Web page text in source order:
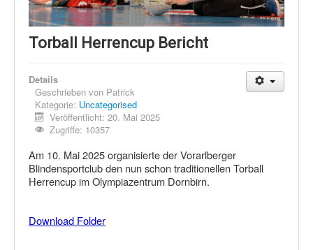
Schi Alpin
Schi Nordisch
Showdown
Datenschutz
Torball Herrencup Bericht
Details
Geschrieben von Patrick
Kategorie: Uncategorised
Veröffentlicht: 20. Mai 2025
Zugriffe: 10357
Am 10. Mai 2025 organisierte der Vorarlberger
Blindensportclub den nun schon traditionellen Torball
Herrencup im Olympiazentrum Dornbirn.
Download Folder